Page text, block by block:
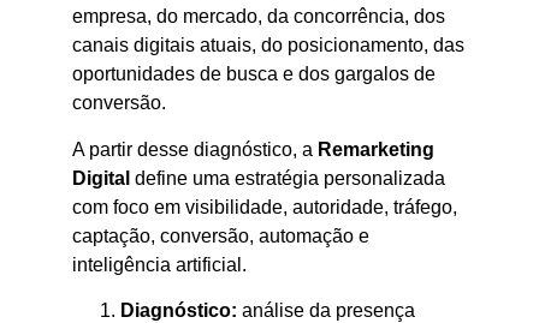
empresa, do mercado, da concorrência, dos
canais digitais atuais, do posicionamento, das
oportunidades de busca e dos gargalos de
conversão.
A partir desse diagnóstico, a Remarketing
Digital define uma estratégia personalizada
com foco em visibilidade, autoridade, tráfego,
captação, conversão, automação e
inteligência artificial.
Diagnóstico: análise da presença